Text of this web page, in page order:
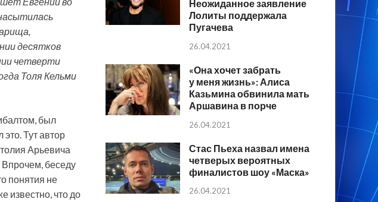
десятков
четверти
Толя Кельми
был
Тут автор
Арьевича
беседу
понятия не
известно, что до
Неожиданное заявление
Лолиты поддержала
Пугачева
26.04.2021
«Она хочет забрать
у меня жизнь»: Алиса
Казьмина обвинила мать
Аршавина в порче
26.04.2021
Стас Пьеха назвал имена
четверых вероятных
финалистов шоу «Маска»
26.04.2021